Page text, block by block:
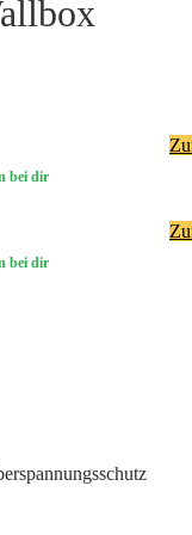
bei dir
bei dir